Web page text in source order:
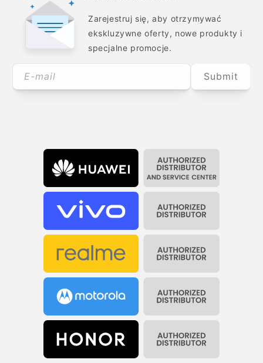
Zarejestruj się, aby otrzymywać
ekskluzywne oferty, nowe produkty i
specjalne promocje.
E-mail Submit